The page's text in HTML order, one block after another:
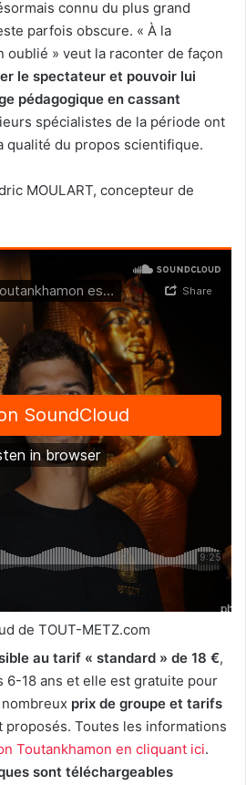
connu du plus grand
parfois obscure. « À la
oublié » veut la raconter de façon
le spectateur et pouvoir lui
pédagogique en cassant
spécialistes de la période ont
qualité du propos scientifique.
MOULART, concepteur de
de TOUT-METZ.com
au tarif « standard » de 18 €,
6-18 ans et elle est gratuite pour
prix de groupe et tarifs
proposés. Toutes les informations
Toutankhamon en cliquant ici.
sont téléchargeables